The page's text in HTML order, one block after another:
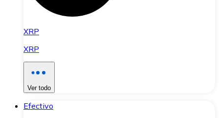
XRP
XRP
Ver todo
Efectivo